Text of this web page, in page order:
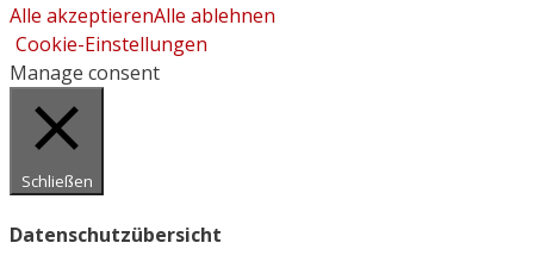
Alle akzeptierenAlle ablehnen
Cookie-Einstellungen
Manage consent
Schließen
Datenschutzübersicht